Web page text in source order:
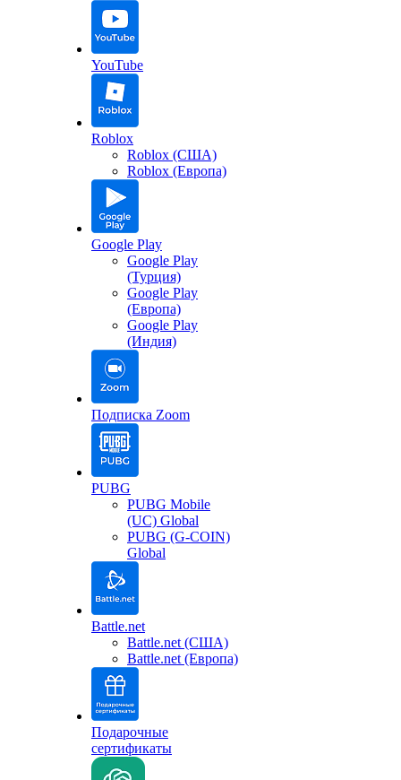
YouTube
Roblox
Roblox (США)
Roblox (Европа)
Google Play
Google Play
(Турция)
Google Play
(Европа)
Google Play
(Индия)
Подписка Zoom
PUBG
PUBG Mobile
(UC) Global
PUBG (G-COIN)
Global
Battle.net
Battle.net (США)
Battle.net (Европа)
Подарочные
сертификаты